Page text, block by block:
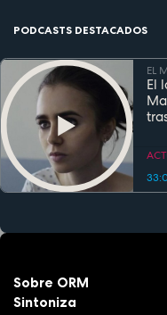
PODCASTS DESTACADOS
EL
El
Sobre ORM
Sintoniza